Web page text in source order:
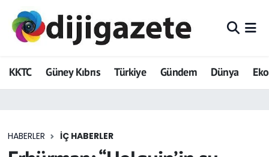
KKTC Güney Kıbrıs Türkiye Gündem Dünya
HABERLER İÇ HABERLER
ADVERTORIAL
Dijigazete
Eğitim
Hava Durumu
Trafik Durumu
Tüm Manşetler